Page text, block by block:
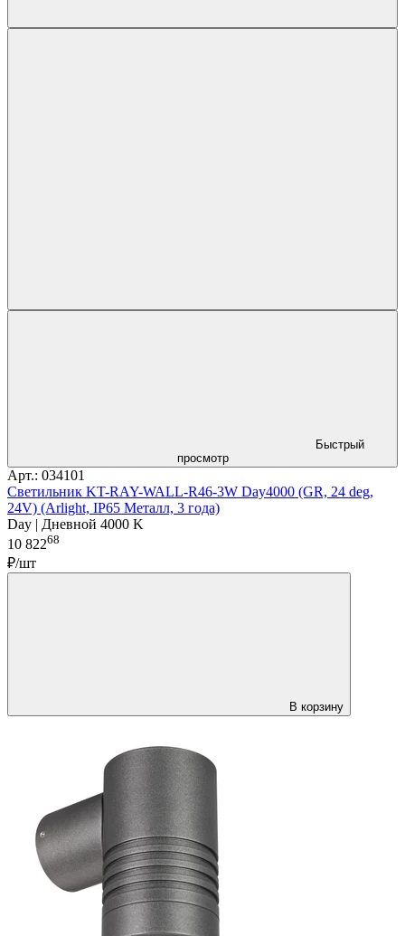
Быстрый
просмотр
Арт.: 034101
Светильник KT-RAY-WALL-R46-3W Day4000 (GR, 24 deg,
24V) (Arlight, IP65 Металл, 3 года)
Day | Дневной 4000 K
10 82268
₽/шт
В корзину